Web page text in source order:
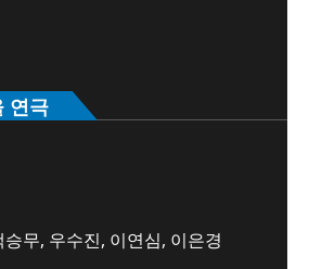
연극
무, 우수진, 이연심, 이은경